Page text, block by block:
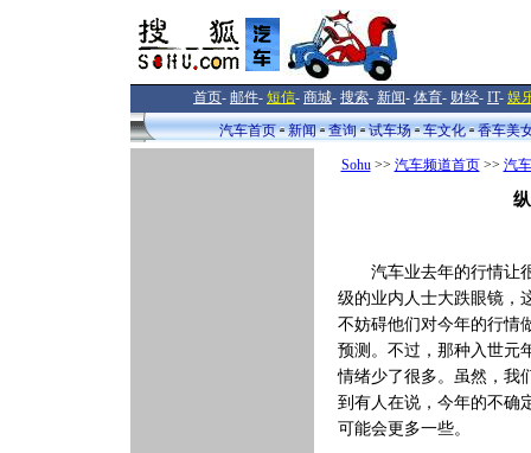
首页- 邮件- 短信- 商城- 搜索- 新闻- 体育- 财经- IT- 娱
汽车首页
新闻 查询 试车场 车文化 香车美
Sohu>> 汽车频道首页>> 汽
汽车业去年的行情让
级的业内人士大跌眼镜，
不妨碍他们对今年的行情
预测。不过，那种入世元
情绪少了很多。虽然，我
到有人在说，今年的不确
可能会更多一些。